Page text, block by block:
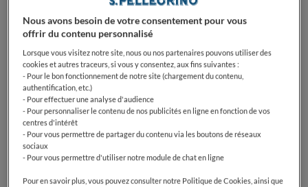
Nous avons besoin de votre consentement pour vous
offrir du contenu personnalisé
Lorsque vous visitez notre site, nous ou nos partenaires pouvons utiliser des
cookies et autres traceurs, si vous y consentez, aux fins suivantes :
- Pour le bon fonctionnement de notre site (chargement du contenu,
authentification, etc.)
- Pour effectuer une analyse d'audience
- Pour personnaliser le contenu de nos publicités en ligne en fonction de vos
centres d'intérêt
- Pour vous permettre de partager du contenu via les boutons de réseaux
sociaux
- Pour vous permettre d'utiliser notre module de chat en ligne
Pour en savoir plus, vous pouvez consulter notre Politique de Cookies, ainsi que